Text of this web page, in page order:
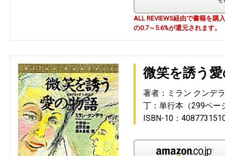
ALL REVIEWS経由で書籍を購
の0.7～5.6%が還元されます。
微笑を誘う
著者：ミラン クンデラ
丁：単行本（299ペー
ISBN-10：